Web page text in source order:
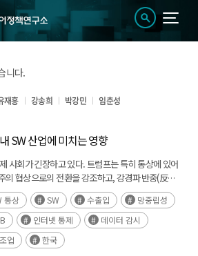
니다.
재흥 강송희 박강민
임춘성
SW 산업에 미치는 영향
사회가 긴장하고 있다. 트럼프는 특히 통상에 있어
의 협상으로의 전환을 강조하고,강경파 반중(反中
출은 13억달러 수준으로 SW통상마찰은 크지는
적 측면에서 해외 전문인력 유출, 지적재산권 보호
제와 데이터 감시 강화, 인프라 투자와 제조업
을 미칠 것으로 보인다.
통상 SW 수출입
망중립성
인터넷 통제
데이터 감시
업 한국